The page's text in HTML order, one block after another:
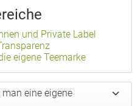
und Private Label
eigene Teemarke
eine eigene